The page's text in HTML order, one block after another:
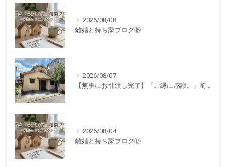
2026/08/08
離婚と持ち家ブログ⑱
2026/08/07
【無事にお引渡し完了】「ご縁に感謝。」前回ご紹介した中古一戸建てのお引渡しが終了しました
2026/08/04
離婚と持ち家ブログ⑰